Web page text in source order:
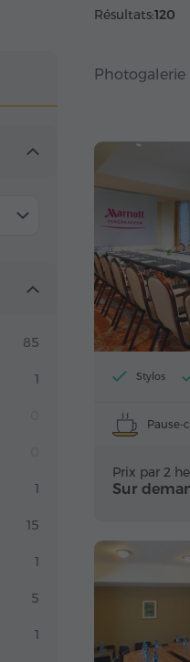
85
1
1
15
1
5
1
Résultats:120
Stylos
Pause-
Prix par 2
Sur